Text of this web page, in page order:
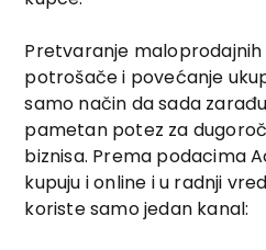
Pretvaranje
potrošače i povećanje
samo način da sada
pametan potez za
biznisa. Prema podacima
kupuju i online i u radnji
koriste samo jedan kanal: